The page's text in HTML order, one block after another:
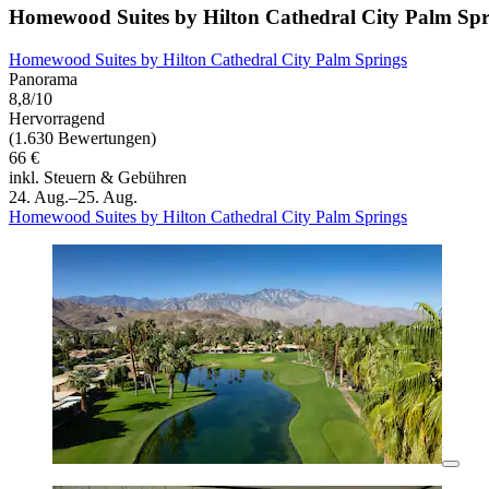
Homewood Suites by Hilton Cathedral City Palm
Homewood Suites by Hilton Cathedral City Palm Springs
Panorama
8,8/10
Hervorragend
(1.630 Bewertungen)
66 €
inkl. Steuern & Gebühren
24. Aug.–25. Aug.
Homewood Suites by Hilton Cathedral City Palm Springs